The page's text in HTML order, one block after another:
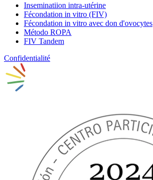
Inseminatiion intra-utérine
Fécondation in vitro (FIV)
Fécondation in vitro avec don d'ovocytes
Método ROPA
FIV Tandem
Confidentialité